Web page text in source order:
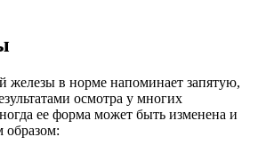
железы в норме напоминает запятую,
осмотра у многих
ее форма может быть изменена и
образом: